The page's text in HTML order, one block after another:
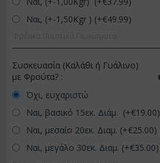
Ναι, (+-1,50Kgr ) (+€49.99)
Συσκευασία (Καλάθι ή Γυάλινο)
με Φρούτα? :
Όχι, ευχαριστώ
Ναι, βασικό 15εκ. Διάμ. (+€19.00)
Ναι, μεσαίο 20εκ. Διαμ. (+€25.00)
Ναι, μεγάλο 30εκ. Διαμ. (+€35.00)